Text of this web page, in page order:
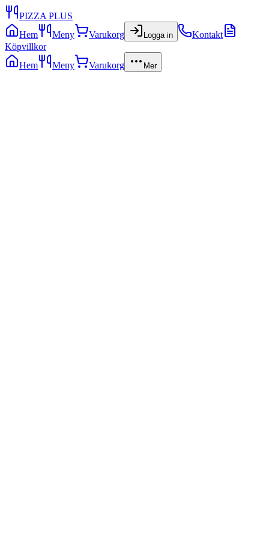
PIZZA PLUS
Hem
Meny Varukorg Logga in
Kontakt
Köpvillkor
Hem
Meny Varukorg Mer